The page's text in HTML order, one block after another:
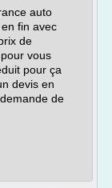
auto
fin avec
de
vous
pour ça
devis en
de